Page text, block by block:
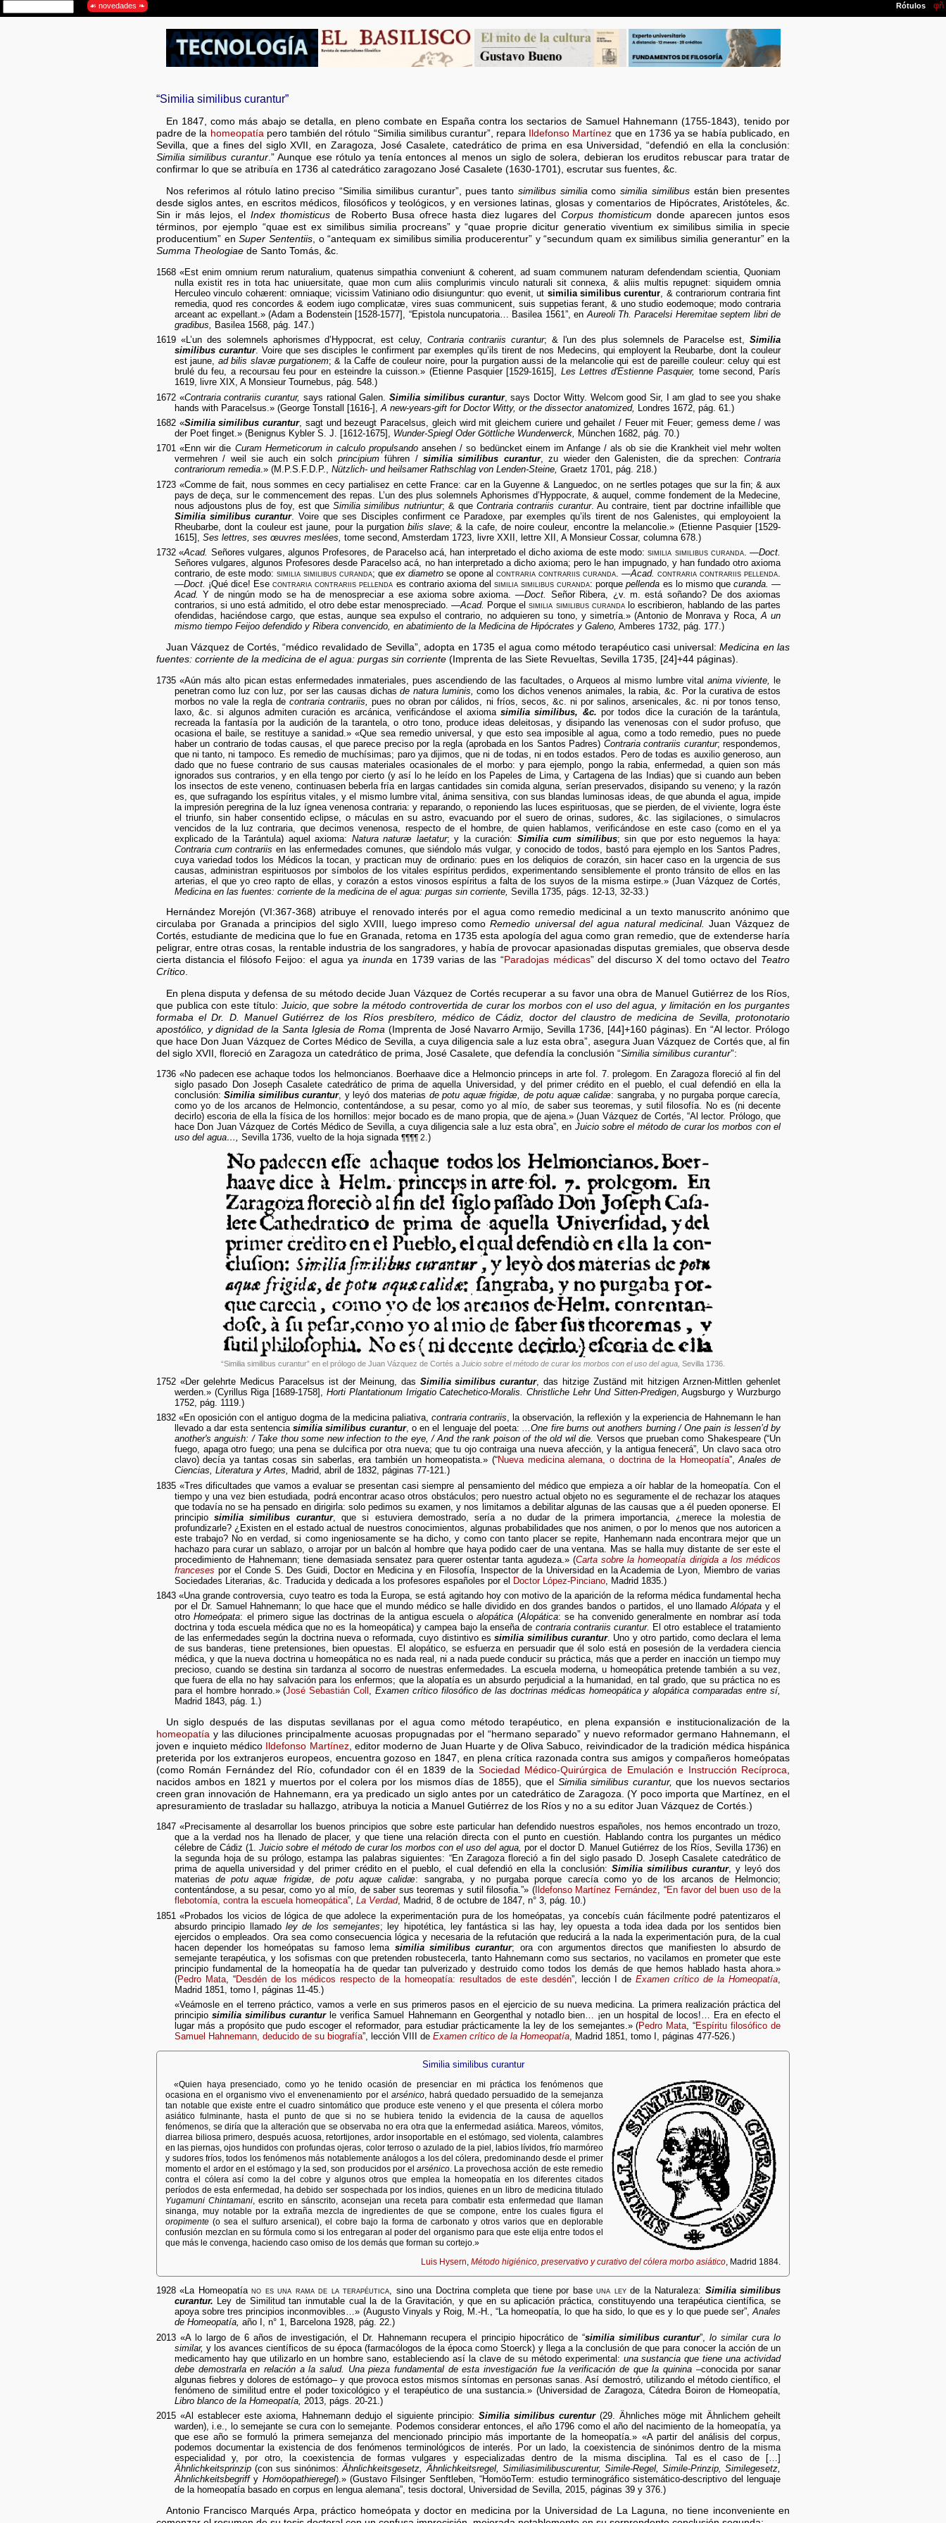
“Similia similibus curantur”
En 1847, como más abajo se detalla, en pleno combate en España contra los sectarios de Samuel Hahnemann (1755-1843), tenido por
padre de la homeopatíapero también del rótulo “Similia similibus curantur”, repara Ildefonso Martínez que en 1736 ya se había publicado, en
Sevilla, que a fines del siglo XVII, en Zaragoza, José Casalete, catedrático de prima en esa Universidad, “defendió en ella la conclusión:
Similia similibus curantur.” Aunque ese rótulo ya tenía entonces al menos un siglo de solera, debieran los eruditos rebuscar para tratar de
confirmar lo que se atribuía en 1736 al catedrático zaragozano José Casalete (1630-1701), escrutar sus fuentes, &c.
Nos referimos al rótulo latino preciso “Similia similibus curantur”, pues tanto similibus similiacomosimilia similibusestán bien presentes
desde siglos antes, en escritos médicos, filosóficos y teológicos, y en versiones latinas, glosas y comentarios de Hipócrates, Aristóteles, &c.
Sin ir más lejos, el Index thomisticusde Roberto Busa ofrece hasta diez lugares delCorpus thomisticum donde aparecen juntos esos
términos, por ejemplo “quae est ex similibus similia procreans” y “quae proprie dicitur generatio viventium ex similibus similia in specie
producentium” enSuper Sententiis, o “antequam ex similibus similia producerentur” y “secundum quam ex similibus similia generantur” en la
Summa Theologiae de Santo Tomás, &c.
1568 «Est enim omnium rerum naturalium, quatenus simpathia conveniunt & coherent, ad suam communem naturam defendendam scientia, Quoniam
nulla existit res in tota hac uniuersitate, quae mon cum aliis complurimis vinculo naturali sit connexa, & aliis multis repugnet: siquidem omnia
Herculeo vinculo cohærent: omniaque; vicissim Vatiniano odio disiunguntur: quo evenit, ut similia similibus curentur , & contrariorum contraria fint
remedia, quod res concordes & eodem iugo complicatæ, vires suas communicent, suis suppetias ferant, & uno studio eodemoque; modo contraria
arceant ac expellant.» (Adam a Bodenstein [1528-1577], “Epistola nuncupatoria… Basilea 1561”, en Aureoli Th. Paracelsi Heremitae septem libri de
gradibus,
Basilea 1568, pág. 147.)
1619 «L’un des solemnels aphorismes d’Hyppocrat, est celuy,Contraria contrariis curantur; & l'un des plus solemnels de Paracelse est,Similia
similibus curantur. Voire que ses disciples le confirment par exemples qu’ils tirent de nos Medecins, qui employent la Reubarbe, dont la couleur
est jaune, ad bilis slavæ purgationem; & la Caffe de couleur noire, pour la purgation aussi de la melancolie qui est de pareille couleur: celuy qui est
brulé du feu, a recoursau feu pour en esteindre la cuisson.» (Etienne Pasquier [1529-1615], Les Lettres d'Estienne Pasquier, tome second, París
1619, livre XIX, A Monsieur Tournebus, pág. 548.)
1672 «Contraria contrariis curantur, says rational Galen.Similia similibus curantur, says Doctor Witty. Welcom good Sir, I am glad to see you shake
hands with Paracelsus.» (George Tonstall [1616-], A new-years-gift for Doctor Witty, or the dissector anatomized, Londres 1672, pág. 61.)
1682 «Similia similibus curantur, sagt und bezeugt Paracelsus, gleich wird mit gleichem curiere und gehailet / Feuer mit Feuer; gemess deme / was
der Poet finget.» (Benignus Kybler S. J. [1612-1675], Wunder-Spiegl Oder Göttliche Wunderwerck,
München 1682, pág. 70.)
1701 «Enn wir die Curam Hermeticorum in calculo propulsando ansehen / so bedüncket einem im Anfange / als ob sie die Krankheit viel mehr wolten
vermehren / weil sie auch ein solch principiumführen / similia similibus curantur, zu wieder den Galenisten, die da sprechen:Contraria
contrariorum remedia.» (M.P.S.F.D.P., Nützlich- und heilsamer Rathschlag von Lenden-Steine, Graetz 1701, pág. 218.)
1723 «Comme de fait, nous sommes en cecy partialisez en cette France: car en la Guyenne & Languedoc, on ne sertles potages que sur la fin; & aux
pays de deça, sur le commencement des repas. L’un des plus solemnels Aphorismes d’Hyppocrate, & auquel, comme fondement de la Medecine,
nous adjoustons plus de foy, est queSimilia similibus nutriuntur; & queContraria contrariis curantur. Au contraire, tient par doctrine infaillible que
Similia similibus curantur. Voire que ses Disciples confirment ce Paradoxe, par exemples qu’ils tirent de nos Galenistes, qui employoient la
Rheubarbe, dont la couleur est jaune, pour la purgationbilis slave; & la cafe, de noire couleur, encontre la melancolie.» (Etienne Pasquier [1529-
1615], Ses lettres, ses œuvres meslées, tome second, Amsterdam 1723, livre XXII, lettre XII, A Monsieur Cossar, columna 678.)
1732 «Acad. Señores vulgares, algunos Profesores, de Paracelso acá, han interpretado el dicho axioma de este modo:similia similibus curanda. —Doct.
Señores vulgares, algunos Profesores desde Paracelso acá, no han interpretado a dicho axioma; pero le han impugnado, y han fundado otro axioma
contrario, de este modo: similia similibus curanda; que ex diametrose opone alcontraria contrariis curanda. —Acad. contraria contrariis pellenda.
—Doct. ¡Qué dice! Esecontraria contrariis pellenda es contrario axioma delsimilia similibus curanda: porquepellenda es lo mismo quecuranda. —
Acad. Y de ningún modo se ha de menospreciar a ese axioma sobre axioma. —Doct. Señor Ribera, ¿v. m. está soñando? De dos axiomas
contrarios, si uno está admitido, el otro debe estar menospreciado. —Acad. Porque elsimilia similibus curandalo escribieron, hablando de las partes
ofendidas, haciéndose cargo, que estas, aunque sea expulso el contrario, no adquieren su tono, y simetría.» (Antonio de Monrava y Roca,A un
mismo tiempo Feijoo defendido y Ribera convencido, en abatimiento de la Medicina de Hipócrates y Galeno, Amberes 1732, pág. 177.)
Juan Vázquez de Cortés, “médico revalidado de Sevilla”, adopta en 1735 el agua como método terapéutico casi universal:Medicina en las
fuentes: corriente de la medicina de el agua: purgas sin corriente (Imprenta de las Siete Revueltas, Sevilla 1735, [24]+44 páginas).
1735 «Aún más alto pican estas enfermedades inmateriales, pues ascendiendo de las facultades, o Arqueos al mismo lumbre vital anima viviente, le
penetran como luz con luz, por ser las causas dichasde natura luminis, como los dichos venenos animales, la rabia, &c. Por la curativa de estos
morbos no vale la regla decontraria contrariis,
pues no obran por cálidos, ni fríos, secos, &c. ni por salinos, arsenicales, &c. ni por tonos tenso,
laxo, &c. si algunos admiten curación es arcánica, verificándose el axiomasimilia similibus, &c. por todos dice la curación de la tarántula,
recreada la fantasía por la audición de la tarantela, o otro tono, produce ideas deleitosas, y disipando las venenosas con el sudor profuso, que
ocasiona el baile, se restituye a sanidad.» «Que sea remedio universal, y que esto sea imposible al agua, como a todo remedio, pues no puede
haber un contrario de todas causas, el que parece preciso por la regla (aprobada en los Santos Padres) Contraria contrariis curantur; respondemos,
que ni tanto, ni tampoco. Es remedio de muchísimas; paro ya dijimos, que ni de todas, ni en todos estados. Pero de todas es auxilio generoso, aun
dado que no fuese contrario de sus causas materiales ocasionales de el morbo: y para ejemplo, pongo la rabia, enfermedad, a quien son más
ignorados sus contrarios, y en ella tengo por cierto (y así lo he leído en los Papeles de Lima, y Cartagena de las Indias) que si cuando aun beben
los insectos de este veneno, continuasen beberla fría en largas cantidades sin comida alguna, serían preservados, disipando su veneno; y la razón
es, que sufragando los espíritus vitales, y el mismo lumbre vital, ánima sensitiva, con sus blandas luminosas ideas, de que abunda el agua, impide
la impresión peregrina de la luz ígnea venenosa contraria: y reparando, o reponiendo las luces espirituosas, que se pierden, de el viviente, logra éste
el triunfo, sin haber consentido eclipse, o máculas en su astro, evacuando por el suero de orinas, sudores, &c. las sigilaciones, o simulacros
vencidos de la luz contraria, que decimos venenosa, respecto de el hombre, de quien hablamos, verificándose en este caso (como en el ya
explicado de la Tarántula) aquel axioma: Natura naturæ laetatur; y la curación: Similia cum similibus; sin que por esto neguemos la haya:
Contraria cum contrariis en las enfermedades comunes, que siéndolo más vulgar, y conocido de todos, bastó para ejemplo en los Santos Padres,
cuya variedad todos los Médicos la tocan, y practican muy de ordinario: pues en los deliquios de corazón, sin hacer caso en la urgencia de sus
causas, administran espirituosos por símbolos de los vitales espíritus perdidos, experimentando sensiblemente el pronto tránsito de ellos en las
arterias, el que yo creo rapto de ellas, y corazón a estos vinosos espíritus a falta de los suyos de la misma estirpe.» (Juan Vázquez de Cortés,
Medicina en las fuentes: corriente de la medicina de el agua: purgas sin corriente, Sevilla 1735, págs. 12-13, 32-33.)
Hernández Morejón (VI:367-368) atribuye el renovado interés por el agua como remedio medicinal a un texto manuscrito anónimo que
circulaba por Granada a principios del siglo XVIII, luego impreso comoRemedio universal del agua natural medicinal. Juan Vázquez de
Cortés, estudiante de medicina que lo fue en Granada, retoma en 1735 esta apología del agua como gran remedio, que de extenderse haría
peligrar, entre otras cosas, la rentable industria de los sangradores, y había de provocar apasionadas disputas gremiales, que observa desde
cierta distancia el filósofo Feijoo: el agua ya inundaen 1739 varias de las “Paradojas médicas” del discurso X del tomo octavo del Teatro
Crítico.
En plena disputa y defensa de su método decide Juan Vázquez de Cortés recuperar a su favor una obra de Manuel Gutiérrez de los Ríos,
que publica con este título: Juicio, que sobre la método controvertida de curar los morbos con el uso del agua, y limitación en los purgantes
formaba el Dr. D. Manuel Gutiérrez de los Ríos presbítero, médico de Cádiz, doctor del claustro de medicina de Sevilla, protonotario
apostólico, y dignidad de la Santa Iglesia de Roma (Imprenta de José Navarro Armijo, Sevilla 1736, [44]+160 páginas). En “Al lector. Prólogo
que hace Don Juan Vázquez de Cortes Médico de Sevilla, a cuya diligencia sale a luz esta obra”, asegura Juan Vázquez de Cortés que, al fin
del siglo XVII, floreció en Zaragoza un catedrático de prima, José Casalete, que defendía la conclusión “Similia similibus curantur”:
1736 «No padecen ese achaque todos los helmoncianos. Boerhaave dice a Helmoncio princeps in arte fol. 7. prolegom. En Zaragoza floreció al fin del
siglo pasado Don Joseph Casalete catedrático de prima de aquella Universidad, y del primer crédito en el pueblo, el cual defendió en ella la
conclusión:Similia similibus curantur, y leyó dos materias de potu aquæ frigidæ, de potu aquæ calidæ: sangraba, y no purgaba porque carecía,
como yo de los arcanos de Helmoncio, contentándose, a su pesar, como yo al mío, de saber sus teoremas, y sutil filosofía. No es (ni decente
decirlo) escoria de ella la física de los hornillos: mejor bocado es de mano propia, que de ajena.» (Juan Vázquez de Cortés, “Al lector. Prólogo, que
hace Don Juan Vázquez de Cortés Médico de Sevilla, a cuya diligencia sale a luz esta obra”, en Juicio sobre el método de curar los morbos con el
uso del agua…, Sevilla 1736, vuelto de la hoja signada ¶¶¶¶ 2.)
“Similia similibus curantur” en el prólogo de Juan Vázquez de Cortés a Juicio sobre el método de curar los morbos con el uso del agua, Sevilla 1736.
1752 «Der gelehrte Medicus Paracelsus ist der Meinung, das Similia similibus curantur, das hitzige Zuständ mit hitzigen Arznen-Mittlen gehenlet
werden.» (Cyrillus Riga [1689-1758],Horti Plantationum Irrigatio Catechetico-Moralis. Christliche Lehr Und Sitten-Predigen, Augsburgo y Wurzburgo
1752, pág. 1119.)
1832 «En oposición con el antiguo dogma de la medicina paliativa,contraria contrariis, la observación, la reflexión y la experiencia de Hahnemann le han
llevado a dar esta sentenciasimilia similibus curantur, o en el lenguaje del poeta:...One fire burns out anothers burning / One pain is lessen’d by
another's anguish: / Take thou some new infection to the eye, / And the rank poison of the old wil die. Versos que prueban como Shakespeare (“Un
fuego, apaga otro fuego; una pena se dulcifica por otra nueva; que tu ojo contraiga una nueva afección, y la antigua fenecerá”, Un clavo saca otro
clavo) decía ya tantas cosas sin saberlas, era también un homeopatista.» (“Nueva medicina alemana, o doctrina de la Homeopatía”,Anales de
Ciencias, Literatura y Artes, Madrid, abril de 1832, páginas 77-121.)
1835 «Tres dificultades que vamos a evaluar se presentan casi siempre al pensamiento del médico que empieza a oír hablar de la homeopatía. Con el
tiempo y una vez bien estudiada, podrá encontrar acaso otros obstáculos; pero nuestro actual objeto no es seguramente el de rechazar los ataques
que todavía no se ha pensado en dirigirla: solo pedimos su examen, y nos limitamos a debilitar algunas de las causas que a él pueden oponerse. El
principiosimilia similibus curantur, que si estuviera demostrado, sería a no dudar de la primera importancia, ¿merece la molestia de
profundizarle? ¿Existen en el estado actual de nuestros conocimientos, algunas probabilidades que nos animen, o por lo menos que nos autoricen a
este trabajo? No en verdad, si como ingeniosamente se ha dicho, y como con tanto placer se repite, Hanhemann nada encontrara mejor que un
hachazo para curar un sablazo, o arrojar por un balcón al hombre que haya podido caer de una ventana. Mas se halla muy distante de ser este el
procedimiento de Hahnemann; tiene demasiada sensatez para querer ostentar tanta agudeza.» (Carta sobre la homeopatía dirigida a los médicos
franceses por el Conde S. Des Guidi, Doctor en Medicina y en Filosofía, Inspector de la Universidad en la Academia de Lyon, Miembro de varias
Sociedades Literarias, &c. Traducida y dedicada a los profesores españoles por el Doctor López-Pinciano, Madrid 1835.)
1843 «Una grande controversia, cuyo teatro es toda la Europa, se está agitando hoy con motivo de la aparición de la reforma médica fundamental hecha
por el Dr. Samuel Hahnemann; lo que hace que el mundo médico se halle dividido en dos grandes bandos o partidos, el uno llamadoAlópata y el
otroHomeópata: el primero sigue las doctrinas de la antigua escuela oalopática (Alopática: se ha convenido generalmente en nombrar así toda
doctrina y toda escuela médica que no es la homeopática) y campea bajo la enseña de contraria contrariis curantur. El otro establece el tratamiento
de las enfermedades según la doctrina nueva o reformada, cuyo distintivo essimilia similibus curantur. Uno y otro partido, como declara el lema
de sus banderas, tiene pretensiones, bien opuestas. El alopático, se esfuerza en persuadir que él solo está en posesión de la verdadera ciencia
médica, y que la nueva doctrina u homeopática no es nada real, ni a nada puede conducir su práctica, más que a perder en inacción un tiempo muy
precioso, cuando se destina sin tardanza al socorro de nuestras enfermedades. La escuela moderna, u homeopática pretende también a su vez,
que fuera de ella no hay salvación para los enfermos; que la alopatía es un absurdo perjudicial a la humanidad, en tal grado, que su práctica no es
para el hombre honrado.» (José Sebastián Coll ,Examen crítico filosófico de las doctrinas médicas homeopática y alopática comparadas entre sí,
Madrid 1843, pág. 1.)
Un siglo después de las disputas sevillanas por el agua como método terapéutico, en plena expansión e institucionalización de la
homeopatía y las diluciones principalmente acuosas propugnadas por el “hermano separado” y nuevo reformador germano Hahnemann, el
joven e inquieto médico
Ildefonso Martínez, editor moderno de Juan Huarte y de Oliva Sabuco, reivindicador de la tradición médica hispánica
preterida por los extranjeros europeos, encuentra gozoso en 1847, en plena crítica razonada contra sus amigos y compañeros homeópatas
(como Román Fernández del Río, cofundador con él en 1839 de la Sociedad Médico-Quirúrgica de Emulación e Instrucción Recíproca
nacidos ambos en 1821 y muertos por el colera por los mismos días de 1855), que el Similia similibus curantur, que los nuevos sectarios
creen gran innovación de Hahnemann, era ya predicado un siglo antes por un catedrático de Zaragoza. (Y poco importa que Martínez, en el
apresuramiento de trasladar su hallazgo, atribuya la noticia a Manuel Gutiérrez de los Ríos y no a su editor Juan Vázquez de Cortés.)
1847 «Precisamente al desarrollar los buenos principios que sobre este particular han defendido nuestros españoles, nos hemos encontrado un trozo,
que a la verdad nos ha llenado de placer, y que tiene una relación directa con el punto en cuestión. Hablando contra los purgantes un médico
célebre de Cádiz (1.Juicio sobre el método de curar los morbos con el uso del agua, por el doctor D. Manuel Gutiérrez de los Ríos, Sevilla 1736) en
la segunda hoja de su prólogo, estampa las palabras siguientes: “En Zaragoza floreció a fin del siglo pasado D. Joseph Casalete catedrático de
prima de aquella universidad y del primer crédito en el pueblo, el cual defendió en ella la conclusión: Similia similibus curantur, y leyó dos
materiasde potu aquæ frigidæ, de potu aquæ calidæ: sangraba, y no purgaba porque carecía como yo de los arcanos de Helmoncio;
contentándose, a su pesar, como yo al mío, de saber sus teoremas y sutil filosofia.”» (Ildefonso Martínez Fernández, “En favor del buen uso de la
flebotomía, contra la escuela homeopática”, La Verdad, Madrid, 8 de octubre de 1847, n° 3, pág. 10.)
1851 «Probados los vicios de lógica de que adolece la experimentación pura de los homeópatas, ya concebís cuán fácilmente podré patentizaros el
absurdo principio llamado ley de los semejantes; ley hipotética, ley fantástica si las hay, ley opuesta a toda idea dada por los sentidos bien
ejercidos o empleados. Ora sea como consecuencia lógica y necesaria de la refutación que reducirá a la nada la experimentación pura, de la cual
hacen depender los homeópatas su famoso lema similia similibus curantur; ora con argumentos directos que manifiesten lo absurdo de
semejante terapéutica, y los sofismas con que pretenden robustecerla, tanto Hahnemann como sus sectarios, no vacilamos en prometer que este
principio fundamental de la homeopatía ha de quedar tan pulverizado y destruido como todos los demás de que hemos hablado hasta ahora.»
(Pedro Mata, “Desdén de los médicos respecto de la homeopatía: resultados de este desdén”, lección I deExamen crítico de la Homeopatía
Madrid 1851, tomo I, páginas 11-45.)
«Veámosle en el terreno práctico, vamos a verle en sus primeros pasos en el ejercicio de su nueva medicina. La primera realización práctica del
principio similia similibus curanturle verifica Samuel Hahnemann en Georgenthal y notadlo bien… ¡en un hospital de locos!… Era en efecto el
lugar más a propósito que pudo escoger el reformador, para estudiar prácticamente la ley de los semejantes.» (Pedro Mata, “Espíritu filosófico de
Samuel Hahnemann, deducido de su biografía”, lección VIII de Examen crítico de la Homeopatía, Madrid 1851, tomo I, páginas 477-526.)
Similia similibus curantur
«Quien haya presenciado, como yo he tenido ocasión de presenciar en mi práctica los fenómenos que
ocasiona en el organismo vivo el envenenamiento por el arsénico, habrá quedado persuadido de la semejanza
tan notable que existe entre el cuadro sintomático que produce este veneno y el que presenta el cólera morbo
asiático fulminante, hasta el punto de que si no se hubiera tenido la evidencia de la causa de aquellos
fenómenos, se diría que la alteración que se observaba no era otra que la enfermedad asiática. Mareos, vómitos,
diarrea biliosa primero, después acuosa, retortijones, ardor insoportable en el estómago, sed violenta, calambres
en las piernas, ojos hundidos con profundas ojeras, color terroso o azulado de la piel, labios lívidos, frío marmóreo
y sudores fríos, todos los fenómenos más notablemente análogos a los del cólera, predominando desde el primer
momento el ardor en el estómago y la sed, son producidos por elarsénico . La provechosa acción de este remedio
contra el cólera así como la del cobre y algunos otros que emplea la homeopatía en los diferentes citados
períodos de esta enfermedad, ha debido ser sospechada por los indios, quienes en un libro de medicina titulado
Yugamuni Chintamani , escrito en sánscrito, aconsejan una receta para combatir esta enfermedad que llaman
sinanga, muy notable por la extraña mezcla de ingredientes de que se compone, entre los cuales figura el
oropimente (o sea el sulfuro arsenical), el cobre bajo la forma de carbonato y otros varios que en deplorable
confusión mezclan en su fórmula como si los entregaran al poder del organismo para que este elija entre todos el
que más le convenga, haciendo caso omiso de los demás que forman su cortejo.»
Luis Hysern, Método higiénico, preservativo y curativo del cólera morbo asiático, Madrid 1884.
1928 «La Homeopatíano es una rama de la terapéutica, sino una Doctrina completa que tiene por baseuna leyde la Naturaleza: Similia similibus
curantur. Ley de Similitud tan inmutable cual la de la Gravitación, y que en su aplicación práctica, constituyendo una terapéutica científica, se
apoya sobre tres principios inconmovibles…» (Augusto Vinyals y Roig, M.-H., “La homeopatía, lo que ha sido, lo que es y lo que puede ser”,Anales
de Homeopatía, año I, n° 1, Barcelona 1928, pág. 22.)
2013 «A lo largo de 6 años de investigación, el Dr. Hahnemann recupera el principio hipocrático de “similia similibus curantur”,lo similar cura lo
similar, y los avances científicos de su época (farmacólogos de la época como Stoerck) y llega a la conclusión de que para conocer la acción de un
medicamento hay que utilizarlo en un hombre sano, estableciendo así la clave de su método experimental: una sustancia que tiene una actividad
debe demostrarla en relación a la salud. Una pieza fundamental de esta investigación fue la verificación de que la quinina –conocida por sanar
algunas fiebres y dolores de estómago– y que provoca estos mismos síntomas en personas sanas. Así demostró, utilizando el método científico, el
fenómeno de similitud entre el poder toxicológico y el terapéutico de una sustancia.» (Universidad de Zaragoza, Cátedra Boiron de Homeopatía,
Libro blanco de la Homeopatía, 2013, págs. 20-21.)
2015 «Al establecer este axioma, Hahnemann dedujo el siguiente principio: Similia similibus curentur(29. Ähnliches möge mit Ähnlichem geheilt
warden), i.e., lo semejante se cura con lo semejante. Podemos considerar entonces, el año 1796 como el año del nacimiento de la homeopatía, ya
que ese año se formuló la primera semejanza del mencionado principio más importante de la homeopatía.» «A partir del análisis del corpus,
podemos documentar la existencia de dos fenómenos terminológicos de interés. Por un lado, la coexistencia de sinónimos dentro de la misma
especialidad y, por otro, la coexistencia de formas vulgares y especializadas dentro de la misma disciplina. Tal es el caso de […]
Ähnlichkeitsprinzip(con sus sinónimos:Ähnlichkeitsgesetz, Ähnlichkeitsregel, Similiasimilibuscurentur, Simile-Regel, Simile-Prinzip, Similegesetz,
Ähnlichkeitsbegriffy Homöopathieregel).» (Gustavo Filsinger Senftleben, “HomöoTerm: estudio terminográfico sistemático-descriptivo del lenguaje
de la homeopatía basado en corpus en lengua alemana”, tesis doctoral, Universidad de Sevilla, 2015, páginas 39 y 376.)
Antonio Francisco Marqués Arpa, práctico homeópata y doctor en medicina por la Universidad de La Laguna, no tiene inconveniente en